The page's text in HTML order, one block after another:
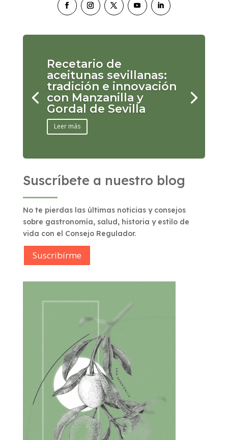
Recetario de
aceitunas sevillanas:
tradición e innovación
con Manzanilla y
Gordal de Sevilla
Leer más
Suscríbete a nuestro blog
No te pierdas las últimas noticias y consejos
sobre gastronomía, salud, historia y estilo de
vida con el Consejo Regulador.
Suscribírme